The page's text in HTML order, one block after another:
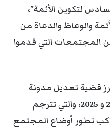
لتكوين الأئمة”،
والوعاظ والدعاة من
المجتمعات التي قدموا
قضية تعديل مدونة
الأسرة بنسختيها في عام 2004 و 2025، والتي تترجم
تطور أوضاع المجتمع